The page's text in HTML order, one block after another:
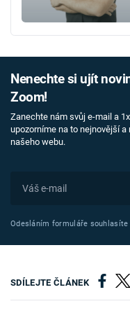
Nenechte si ujít
Zoom!
Zanechte nám svůj e-mail a
upozorníme na to nejnovější a
našeho webu.
Odesláním formuláře
SDÍLEJTE ČLÁNEK